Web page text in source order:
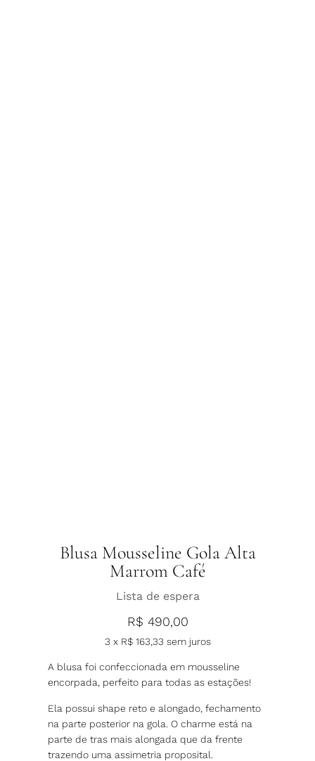
Blusa Mousseline Gola Alta
Marrom Café
Lista de espera
R$ 490,00
3 x R$163,33 sem juros
A blusa foi confeccionada em mousseline
encorpada, perfeito para todas as estações!
Ela possui shape reto e alongado, fechamento
na parte posterior na gola. O charme está na
parte de tras mais alongada que da frente
trazendo uma assimetria proposital.